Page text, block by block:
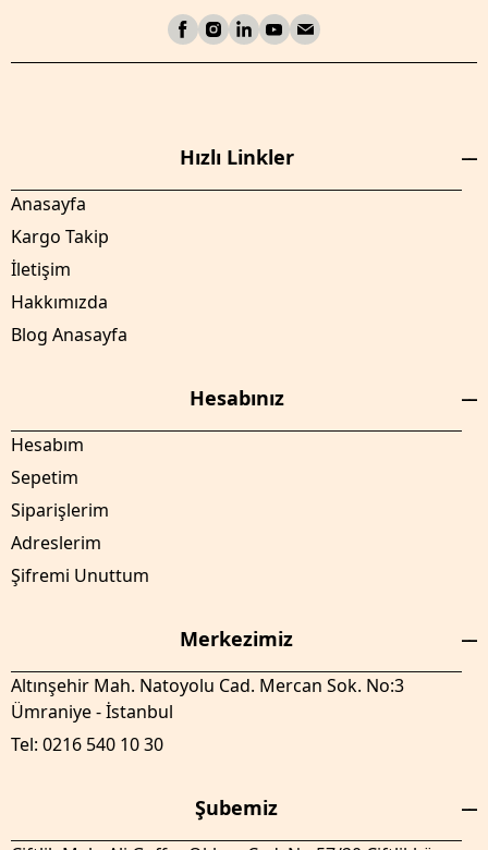
Hızlı Linkler
Anasayfa
Kargo Takip
İletişim
Hakkımızda
Blog Anasayfa
Hesabınız
Hesabım
Sepetim
Siparişlerim
Adreslerim
Şifremi Unuttum
Merkezimiz
Altınşehir Mah. Natoyolu Cad. Mercan Sok. No:3
Ümraniye - İstanbul
Tel: 0216 540 10 30
Şubemiz